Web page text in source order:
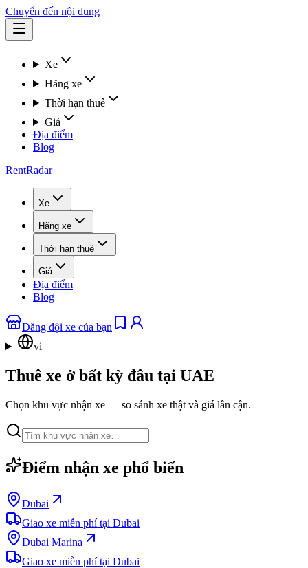
Chuyển đến nội dung
Xe
Hãng xe
Thời hạn thuê
Giá
Địa điểm
Blog
RentRadar
Xe
Hãng xe
Thời hạn thuê
Giá
Địa điểm
Blog
Đăng đội xe của bạn
vi
Thuê xe ở bất kỳ đâu tại UAE
Chọn khu vực nhận xe — so sánh xe thật và giá lân cận.
Điểm nhận xe phổ biến
Dubai
Giao xe miễn phí tại Dubai
Dubai Marina
Giao xe miễn phí tại Dubai